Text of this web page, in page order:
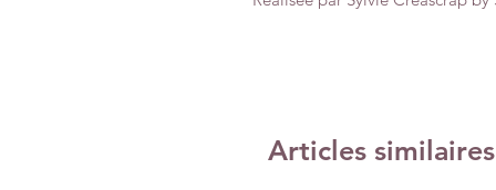
Articles similaires